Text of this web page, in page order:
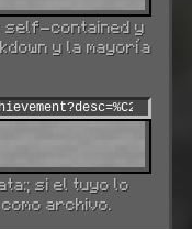
self-contained y
y la mayoría
si el tuyo lo
archivo.